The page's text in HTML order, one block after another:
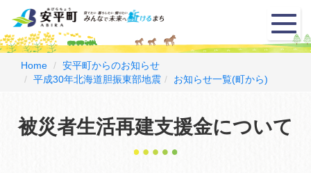
メ
ニ
ュ
Home
安平町からのお知らせ
平成30年北海道胆振東部地震
お知らせ一覧(町から)
被災者生活再建支援金について